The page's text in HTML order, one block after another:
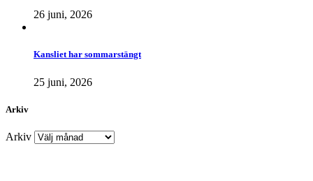
26 juni, 2026
Kansliet har sommarstängt
25 juni, 2026
Arkiv
Arkiv